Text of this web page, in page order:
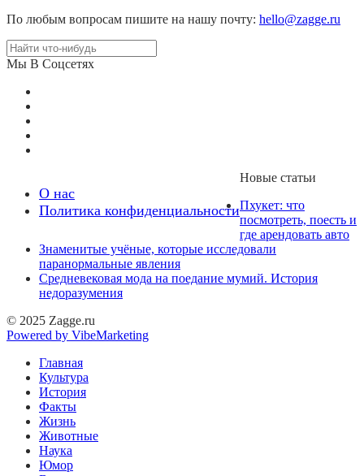
По любым вопросам пишите на нашу почту: hello@zagge.ru
Мы В Соцсетях
О нас
Политика конфиденциальности
Новые статьи
Пхукет: что
посмотреть, поесть и
где арендовать авто
Знаменитые учёные, которые исследовали
паранормальные явления
Средневековая мода на поедание мумий. История
недоразумения
© 2025 Zagge.ru
Powered by VibeMarketing
Главная
Культура
История
Факты
Жизнь
Животные
Наука
Юмор